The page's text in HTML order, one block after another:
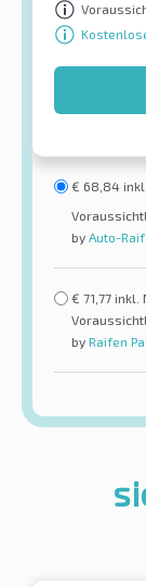
€ 68,84
by Auto-
€ 71,77 inkl.
by Raifen